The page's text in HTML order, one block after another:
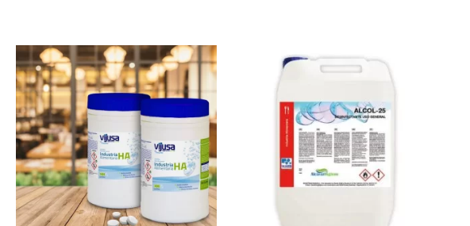
El
precio
original
era:
104.77€.
El
precio
actual
es:
de
35.73€
hasta
67.24€